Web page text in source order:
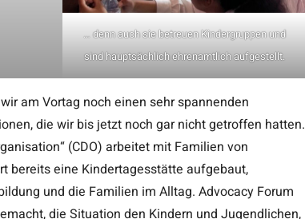
… denn auch sie betreuen Kindergruppen und
sind hauptsächlich ehrenamtlich aufgestellt.
am Vortag noch einen sehr spannenden
die wir bis jetzt noch gar nicht getroffen hatten.
(CDO) arbeitet mit Familien von
bereits eine Kindertagesstätte aufgebaut,
und die Familien im Alltag. Advocacy Forum
die Situation den Kindern und Jugendlichen,